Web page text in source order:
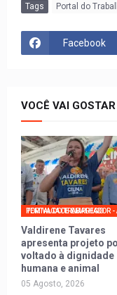
Tags Portal do
Facebook
VOCÊ VAI GOSTAR
PORTAL DO TRABALHADOR - AQUI TEM VAGA DE EMPREGO
Valdirene Tavares
apresenta projeto
voltado à dignidade
humana e animal
05 Agosto, 2026